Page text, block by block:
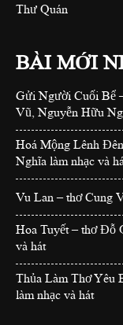
Thư Quán
BÀI MỚI
Gửi Người Cuối Bể
Vũ, Nguyễn Hữu
Hoá Mộng Lênh
Nghĩa làm nhạc và
Vu Lan – thơ Cung
Hoa Tuyết – thơ Đỗ
và hát
Thủa Làm Thơ Yêu
làm nhạc và hát